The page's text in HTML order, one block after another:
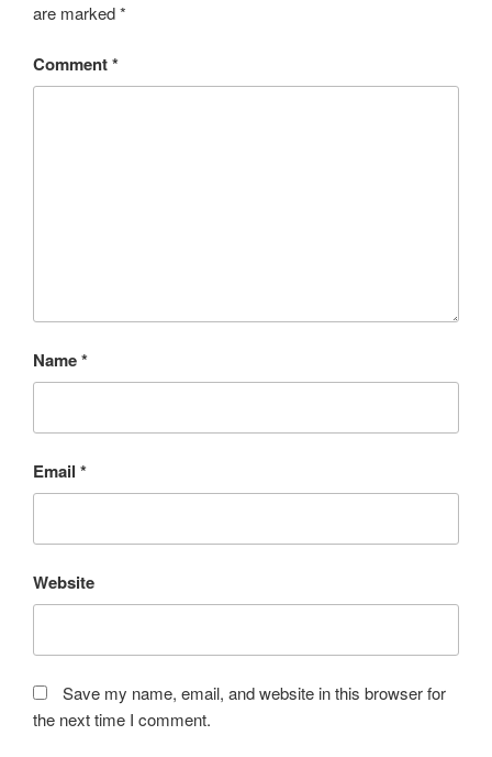
are marked*
Comment*
Name*
Email *
Website
Save my name, email, and website in this browser for
the next time I comment.